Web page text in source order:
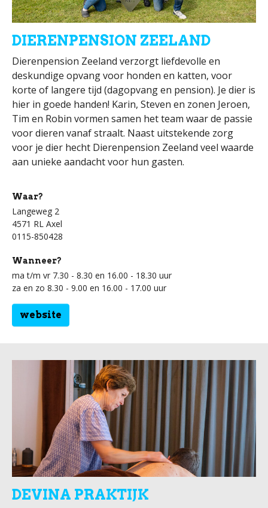
DIERENPENSION ZEELAND
Dierenpension Zeeland verzorgt liefdevolle en
deskundige opvang voor honden en katten, voor
korte of langere tijd (dagopvang en pension). Je dier is
hier in goede handen! Karin, Steven en zonen Jeroen,
Tim en Robin vormen samen het team waar de passie
voor dieren vanaf straalt. Naast uitstekende zorg
voor je dier hecht Dierenpension Zeeland veel waarde
aan unieke aandacht voor hun gasten.
Waar?
Langeweg 2
4571 RL Axel
0115-850428
Wanneer?
ma t/m vr 7.30 - 8.30 en 16.00 - 18.30 uur
za en zo 8.30 - 9.00 en 16.00 - 17.00 uur
website
DEVINA PRAKTIJK